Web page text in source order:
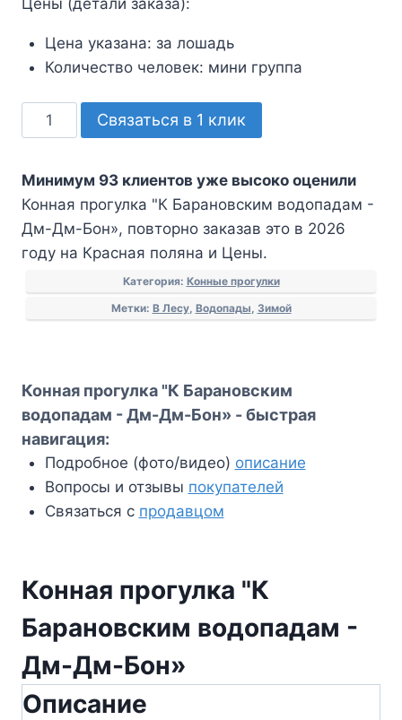
Цена указана: за лошадь
Количество человек: мини группа
Количество
товара
прогулка
"К
Барановским
водопадам
Связаться в 1 клик
Минимум 93 клиентов уже высоко оценили
Конная прогулка "К Барановским водопадам -
Дм-Дм-Бон», повторно заказав это в 2026
году на Красная поляна и Цены.
Категория: Конные прогулки
Метки: В Лесу, Водопады, Зимой
Конная прогулка "К Барановским
водопадам - Дм-Дм-Бон» - быстрая
навигация:
Подробное (фото/видео) описание
Вопросы и отзывы покупателей
Связаться с продавцом
Конная прогулка "К
Барановским водопадам -
Дм-Дм-Бон»
Описание